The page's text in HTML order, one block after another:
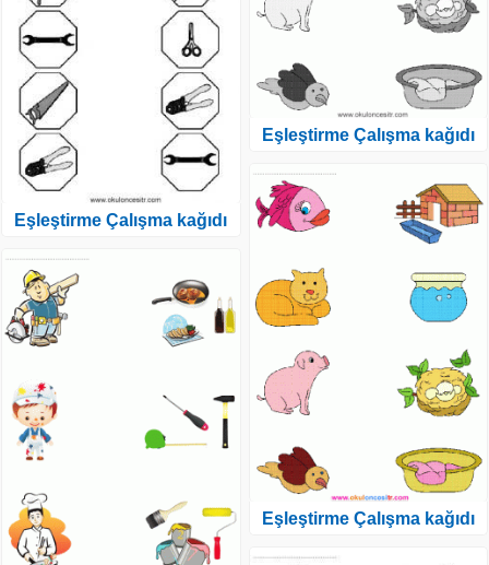
Eşleştirme Çalışma kağıdı
Eşleştirme Çalışma kağıdı
Eşleştirme Çalışma kağıdı